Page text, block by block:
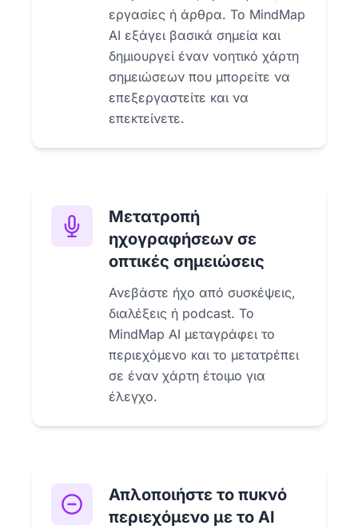
εργασίες ή άρθρα. Το MindMap
AI εξάγει βασικά σημεία και
δημιουργεί έναν νοητικό χάρτη
σημειώσεων που μπορείτε να
επεξεργαστείτε και να
επεκτείνετε.
Μετατροπή
ηχογραφήσεων σε
οπτικές σημειώσεις
Ανεβάστε ήχο από συσκέψεις,
διαλέξεις ή podcast. Το
MindMap AI μεταγράφει το
περιεχόμενο και το μετατρέπει
σε έναν χάρτη έτοιμο για
έλεγχο.
Απλοποιήστε το πυκνό
περιεχόμενο με το AI